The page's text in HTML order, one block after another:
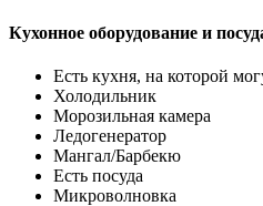
Кухонное оборудование и
Есть кухня, на которой
Холодильник
Морозильная камера
Ледогенератор
Мангал/Барбекю
Есть посуда
Микроволновка